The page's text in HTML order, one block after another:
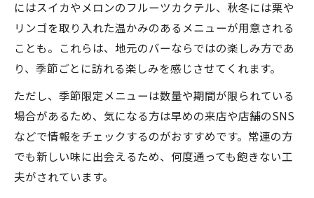
にはスイカやメロンのフルーツカクテル、秋冬には栗や
リンゴを取り入れた温かみのあるメニューが用意される
ことも。これらは、地元のバーならではの楽しみ方であ
り、季節ごとに訪れる楽しみを感じさせてくれます。
ただし、季節限定メニューは数量や期間が限られている
場合があるため、気になる方は早めの来店や店舗のSNS
などで情報をチェックするのがおすすめです。常連の方
でも新しい味に出会えるため、何度通っても飽きない工
夫がされています。